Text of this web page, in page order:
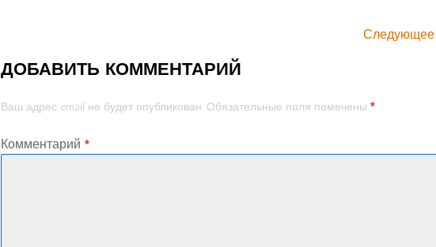
Следующее
ДОБАВИТЬ КОММЕНТАРИЙ
Ваш адрес email не будет опубликован. Обязательные поля помечены*
Комментарий*